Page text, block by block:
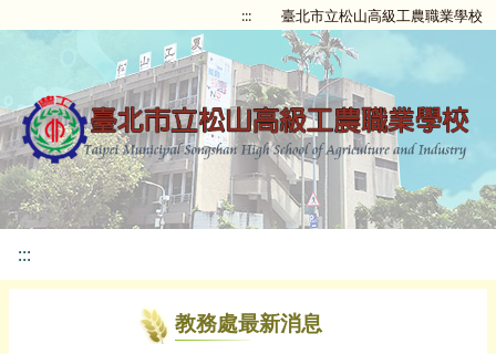
::: 臺北市立松山高級工農職業學校
:::
教務處最新消息